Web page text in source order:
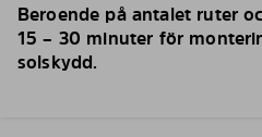
Beroende på antalet ruter
15 – 30 minuter för
solskydd.